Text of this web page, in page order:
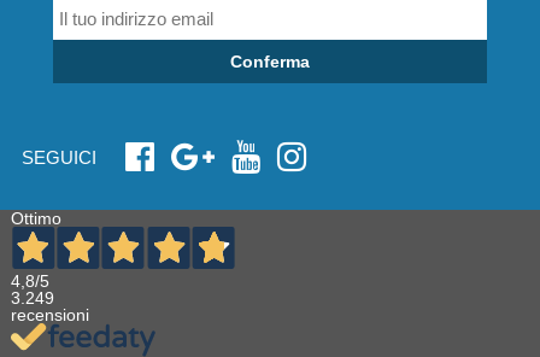
Conferma
SEGUICI
Ottimo
4,8/5
3.249
recensioni